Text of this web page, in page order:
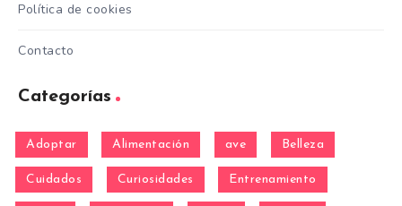
Política de cookies
Contacto
Categorías
Adoptar Alimentación ave Belleza
Cuidados Curiosidades Entrenamiento